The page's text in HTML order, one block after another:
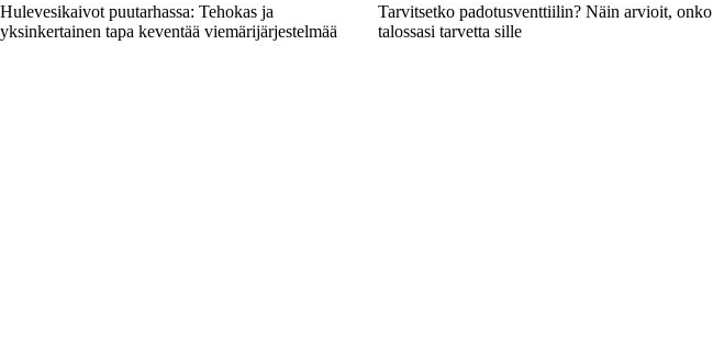
Hulevesikaivot puutarhassa: Tehokas ja
yksinkertainen tapa keventää viemärijärjestelmää
Tarvitsetko padotusventtiilin? Näin arvioit, onko
talossasi tarvetta sille